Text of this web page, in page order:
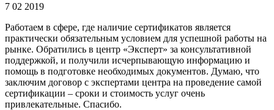
7 02 2019
Работаем в сфере, где наличие сертификатов является
практически обязательным условием для успешной работы на
рынке. Обратились в центр «Эксперт» за консультативной
поддержкой, и получили исчерпывающую информацию и
помощь в подготовке необходимых документов. Думаю, что
заключим договор с экспертами центра на проведение самой
сертификации – сроки и стоимость услуг очень
привлекательные. Спасибо.